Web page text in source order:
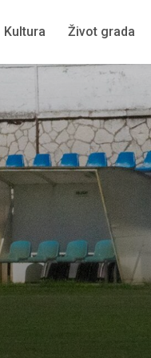
Kultura Život grada